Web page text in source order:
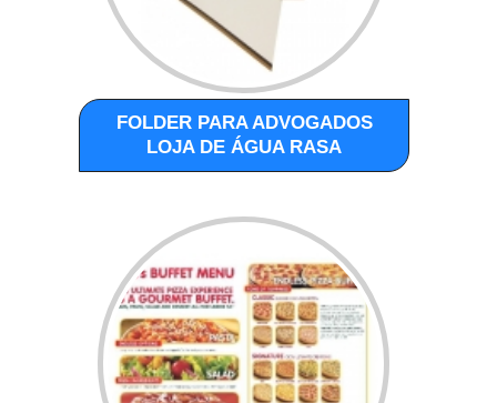
FOLDER PARA ADVOGADOS
LOJA DE ÁGUA RASA